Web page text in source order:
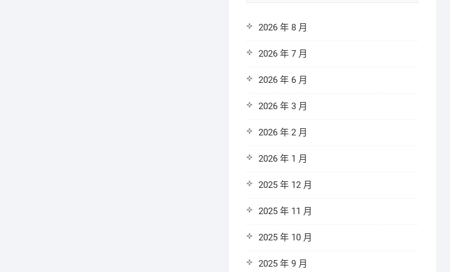
2026 年 8 月
2026 年 7 月
2026 年 6 月
2026 年 3 月
2026 年 2 月
2026 年 1 月
2025 年 12 月
2025 年 11 月
2025 年 10 月
2025 年 9 月